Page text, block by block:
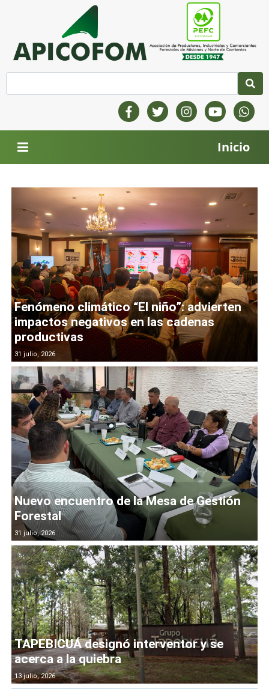
Inicio
Fenómeno climático “El niño”: advierten
impactos negativos en las cadenas
productivas
31 julio, 2026
Nuevo encuentro de la Mesa de Gestión
Forestal
31 julio, 2026
TAPEBICUÁ designó interventor y se
acerca a la quiebra
13 julio, 2026